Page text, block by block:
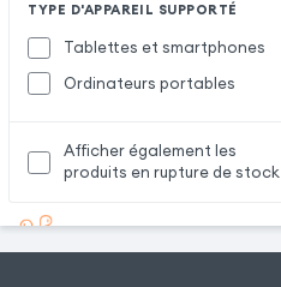
TYPE D'APPAREIL SUPPORTÉ
Tablettes et smartphones
Ordinateurs portables
Afficher également les
produits en rupture de stock